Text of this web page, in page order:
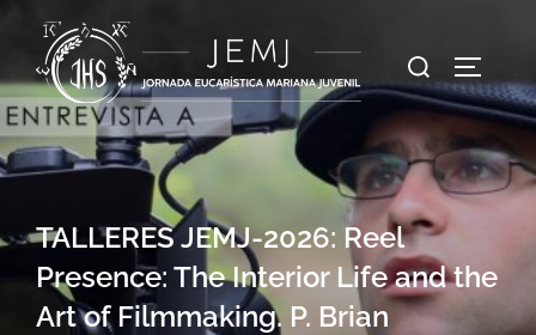
TALLERES JEMJ-2026: Reel
Presence: The Interior Life and the
Art of Filmmaking. P. Brian